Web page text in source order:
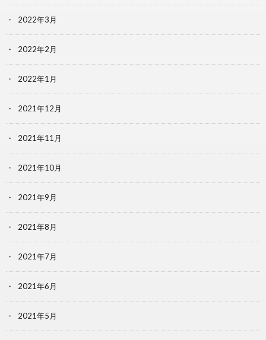
2022年3月
2022年2月
2022年1月
2021年12月
2021年11月
2021年10月
2021年9月
2021年8月
2021年7月
2021年6月
2021年5月